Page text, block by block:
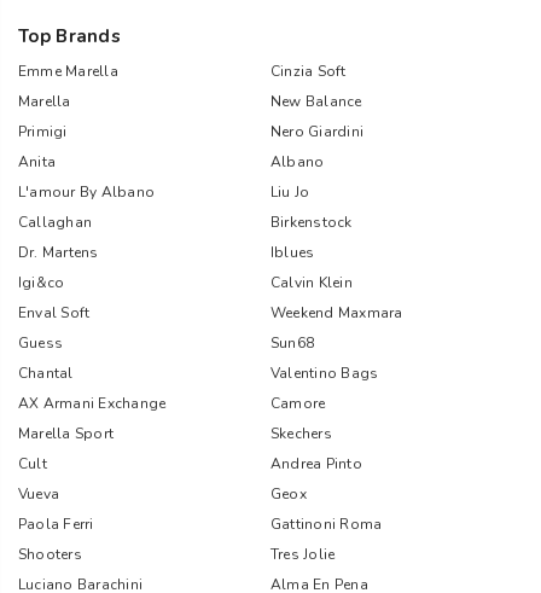
Top Brands
Emme Marella
Cinzia Soft
Marella
New Balance
Primigi
Nero Giardini
Anita
Albano
L'amour By Albano
Liu Jo
Callaghan
Birkenstock
Dr. Martens
Iblues
Igi&co
Calvin Klein
Enval Soft
Weekend Maxmara
Guess
Sun68
Chantal
Valentino Bags
AX Armani Exchange
Camore
Marella Sport
Skechers
Cult
Andrea Pinto
Vueva
Geox
Paola Ferri
Gattinoni Roma
Shooters
Tres Jolie
Luciano Barachini
Alma En Pena